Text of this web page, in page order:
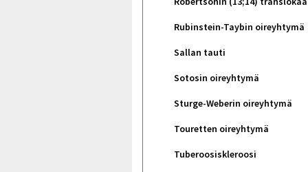
Rubinstein-Taybin oireyhtymä
Sallan tauti
Sotosin oireyhtymä
Sturge-Weberin oireyhtymä
Touretten oireyhtymä
Tuberoosiskleroosi